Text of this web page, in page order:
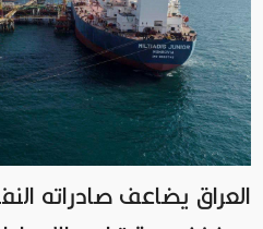
العراق يضاعف صادراته